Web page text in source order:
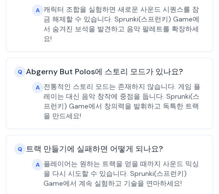
A 캐릭터 조합을 실험하면 새로운 사운드 시퀀스를 잠
금 해제할 수 있습니다. Sprunki(스프런키) Game에
서 숨겨진 보석을 발견하고 음악 팔레트를 확장하세
요!
Q Abgerny But Polos에 스토리 모드가 있나요?
A 전통적인 스토리 모드는 존재하지 않습니다. 게임 플
레이는 대신 음악 창작에 중점을 둡니다. Sprunki(스
프런키) Game에서 창의력을 발휘하고 독특한 트랙
을 만드세요!
Q 트랙 만들기에 실패하면 어떻게 되나요?
A 플레이어는 원하는 트랙을 얻을 때까지 사운드 믹싱
을 다시 시도할 수 있습니다. Sprunki(스프런키)
Game에서 계속 실험하고 기술을 연마하세요!